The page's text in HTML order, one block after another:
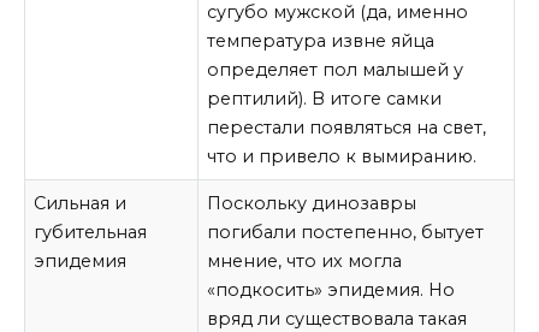
сугубо мужской (да, именно
температура извне яйца
определяет пол малышей у
рептилий). В итоге самки
перестали появляться на свет,
что и привело к вымиранию.
Сильная и
губительная
эпидемия
Поскольку динозавры
погибали постепенно, бытует
мнение, что их могла
«подкосить» эпидемия. Но
вряд ли существовала такая